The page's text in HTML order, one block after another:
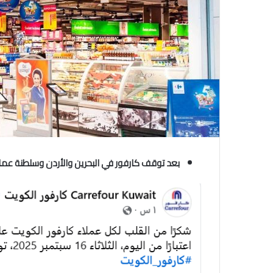
بعد توقف كارفور في البحرين والأردن وسلطنة